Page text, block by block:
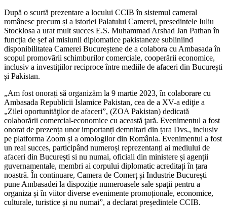
După o scurtă prezentare a locului CCIB în sistemul cameral
românesc precum și a istoriei Palatului Camerei, președintele Iuliu
Stocklosa a urat mult succes E.S. Muhammad Arshad Jan Pathan în
funcția de șef al misiunii diplomatice pakistaneze subliniind
disponibilitatea Camerei Bucureștene de a colabora cu Ambasada în
scopul promovării schimburilor comerciale, cooperării economice,
inclusiv a investițiilor reciproce între mediile de afaceri din București
și Pakistan.
„Am fost onorați să organizăm la 9 martie 2023, în colaborare cu
Ambasada Republicii Islamice Pakistan, cea de a XV-a ediţie a
„Zilei oportunităţilor de afaceri”, (ZOA Pakistan) dedicată
colaborării comercial-economice cu această ţară. Evenimentul a fost
onorat de prezența unor importanți demnitari din țara Dvs., inclusiv
pe platforma Zoom și a omologilor din România. Evenimentul a fost
un real succes, participând numeroși reprezentanți ai mediului de
afaceri din București si nu numai, oficiali din ministere și agenții
guvernamentale, membri ai corpului diplomatic acreditați în țara
noastră. În continuare, Camera de Comerț și Industrie București
pune Ambasadei la dispoziție numeroasele sale spații pentru a
organiza și în viitor diverse evenimente promoționale, economice,
culturale, turistice și nu numai”, a declarat președintele CCIB.